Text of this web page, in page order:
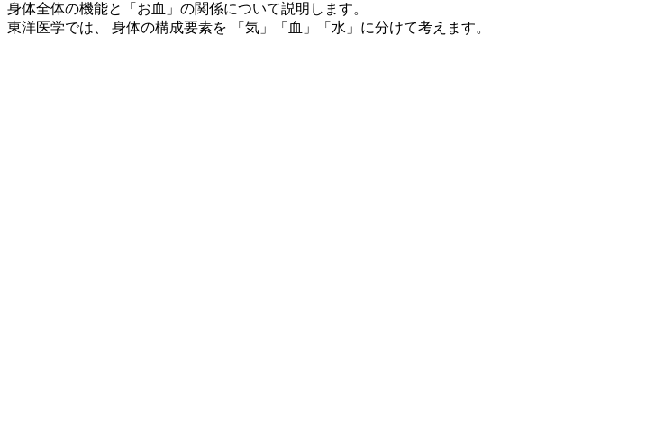
身体全体の機能と「お血」の関係について説明します。
東洋医学では、 身体の構成要素を 「気」「血」「水」に分けて考えます。